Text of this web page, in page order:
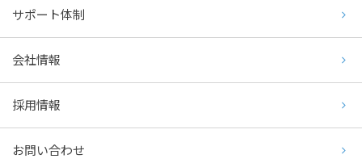
サポート体制
会社情報
採用情報
お問い合わせ